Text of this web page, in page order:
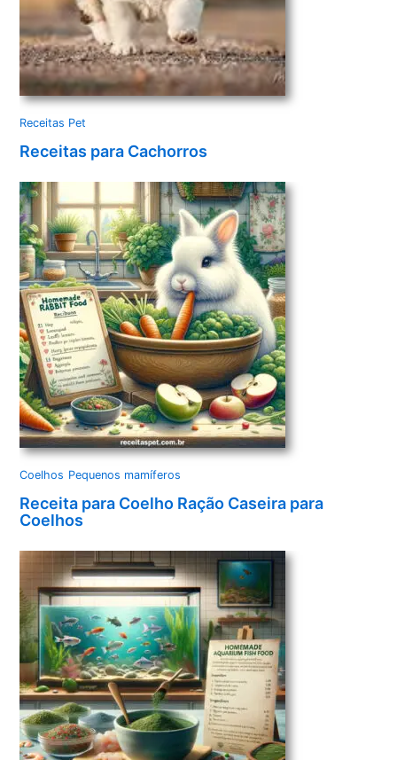
Receitas Pet
Receitas para Cachorros
Coelhos Pequenos mamíferos
Receita para Coelho Ração Caseira para
Coelhos